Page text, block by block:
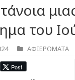
του
ΑΦΙΕΡΩΜΑΤΑ
Post